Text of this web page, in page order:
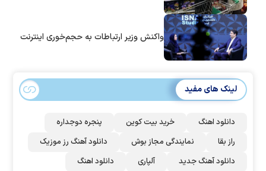
واکنش وزیر ارتباطات به حجم‌خوری اینترنت
لینک های مفید
دانلود اهنگ خرید بیت کوین
پنجره دوجداره
راز بقا
نمایندگی مجاز بوش
دانلود آهنگ رز‌ موزیک
دانلود آهنگ جدید
آلپاری دانلود اهنگ